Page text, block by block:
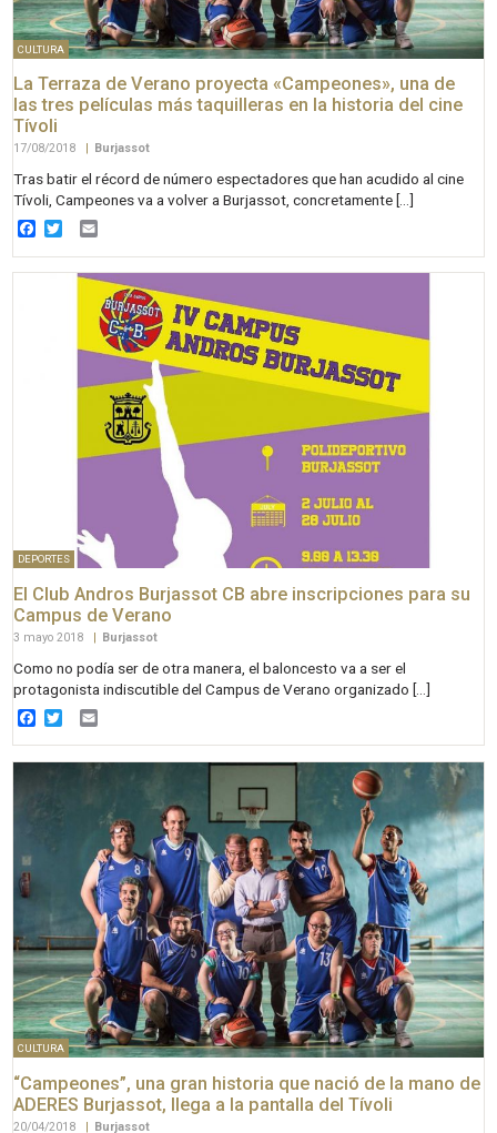
CULTURA
La Terraza de Verano proyecta «Campeones», una de
las tres películas más taquilleras en la historia del cine
Tívoli
17/08/2018 Burjassot
Tras batir el récord de número espectadores que han acudido al cine
Tívoli, Campeones va a volver a Burjassot, concretamente […]
Facebook
Twitter
DEPORTES
El Club Andros Burjassot CB abre inscripciones para su
Campus de Verano
3 mayo 2018 Burjassot
Como no podía ser de otra manera, el baloncesto va a ser el
protagonista indiscutible del Campus de Verano organizado […]
Facebook
Twitter
CULTURA
“Campeones”, una gran historia que nació de la mano de
ADERES Burjassot, llega a la pantalla del Tívoli
20/04/2018 | Burjassot